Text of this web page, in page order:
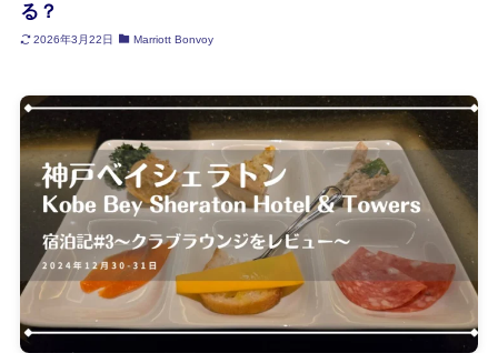
る？
2026年3月22日 Marriott Bonvoy